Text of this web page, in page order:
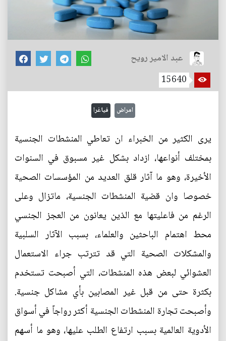
عبد الامير رويح
15640
امراض فياغرا
يرى الكثير من الخبراء ان تعاطي المنشطات الجنسية
بمختلف أنواعها، ازداد بشكل غير مسبوق في السنوات
الأخيرة، وهو ما آثار قلق العديد من المؤسسات الصحية
خصوصا وان قضية المنشطات الجنسية، ماتزال وعلى
الرغم من فاعليتها مع الذين يعانون من العجز الجنسي
محط اهتمام الباحثين والعلماء، بسبب الآثار السلبية
والمشكلات الصحية التي قد تترتب جراء الاستعمال
العشوائي لبعض هذه المنشطات، التي أصبحت تستخدم
بكثرة حتى من قبل غير المصابين بأي مشاكل جنسية.
وأصبحت تجارة المنشطات الجنسية أكثر رواجاً في أسواق
الأدوية العالمية بسبب ارتفاع الطلب عليها، وهو ما أسهم